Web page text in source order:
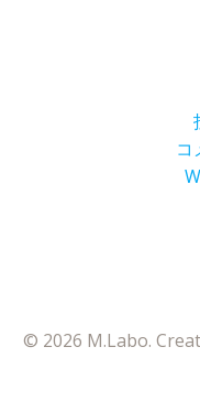
コ
© 2026 M.Labo.